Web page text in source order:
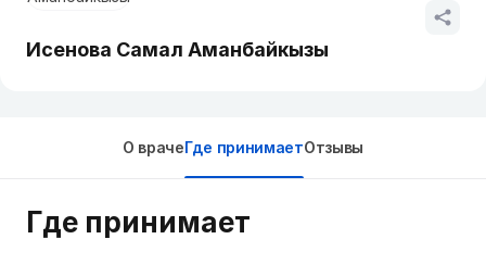
Исенова Самал Аманбайкызы
О врачеГде принимаетОтзывы
Где принимает